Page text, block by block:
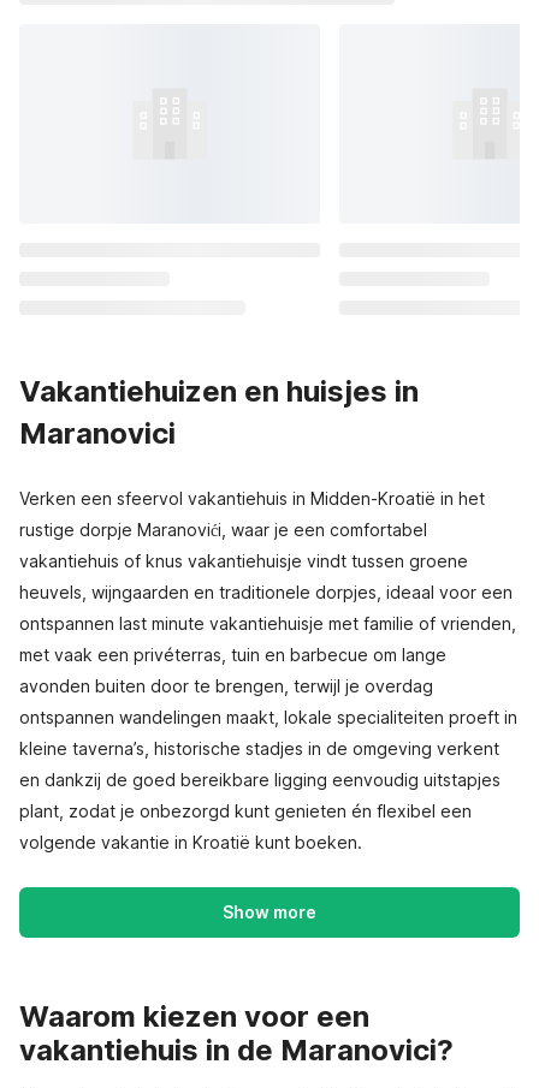
Vakantiehuizen en huisjes in
Maranovici
Verken een sfeervol vakantiehuis in Midden-Kroatië in het
rustige dorpje Maranovići, waar je een comfortabel
vakantiehuis of knus vakantiehuisje vindt tussen groene
heuvels, wijngaarden en traditionele dorpjes, ideaal voor een
ontspannen last minute vakantiehuisje met familie of vrienden,
met vaak een privéterras, tuin en barbecue om lange
avonden buiten door te brengen, terwijl je overdag
ontspannen wandelingen maakt, lokale specialiteiten proeft in
kleine taverna’s, historische stadjes in de omgeving verkent
en dankzij de goed bereikbare ligging eenvoudig uitstapjes
plant, zodat je onbezorgd kunt genieten én flexibel een
volgende vakantie in Kroatië kunt boeken.
Show more
Waarom kiezen voor een
vakantiehuis in de Maranovici?